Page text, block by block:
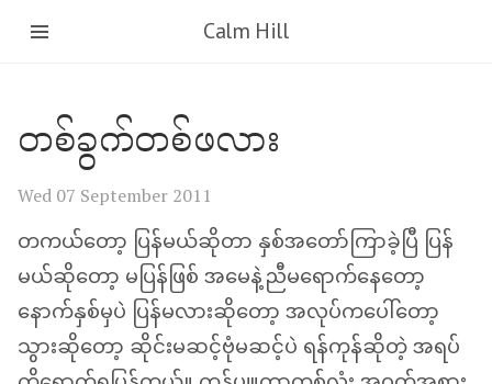
Calm Hill
တစ်ခွက်တစ်ဖလား
Wed 07 September 2011
တကယ်တော့ ပြန်မယ်ဆိုတာ နှစ်အတော်ကြာခဲ့ပြီ ပြန်
မယ်ဆိုတော့ မပြန်ဖြစ် အမေနဲ့ညီမရောက်နေတော့
နောက်နှစ်မှပဲ ပြန်မလားဆိုတော့ အလုပ်ကပေါ်တော့
သွားဆိုတော့ ဆိုင်းမဆင့်ဗုံမဆင့်ပဲ ရန်ကုန်ဆိုတဲ့ အရပ်